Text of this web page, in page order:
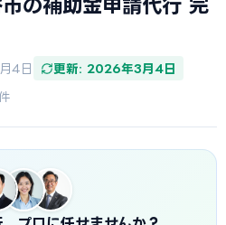
の補助金申請代行 完
4日 更新: 2026年3月4日